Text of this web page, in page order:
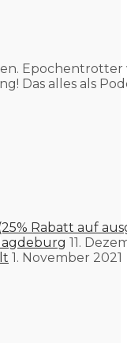
Epochentrotter
Das alles als
Rabatt auf
11.
1. November 2021